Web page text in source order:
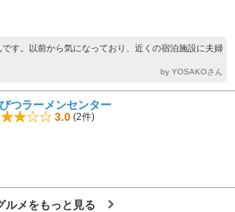
す。以前から気になっており、近くの宿泊施設に夫婦
by YOSAKOさん
つラーメンセンター
3.0 (2件)
ルメをもっと見る